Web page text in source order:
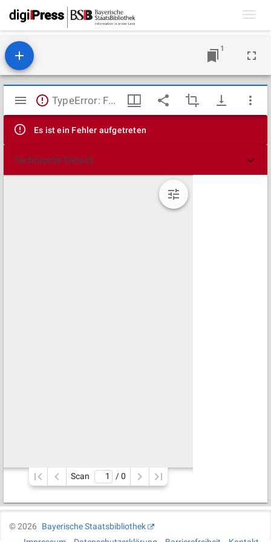
1
Mirador
Viewer
TypeError: Failed to fetch
Es ist ein Fehler aufgetreten
Technische Details
Scan / 0
©2026
Bayerische Staatsbibliothek